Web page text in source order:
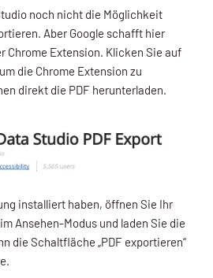
noch nicht die Möglichkeit
Aber Google schafft hier
Chrome Extension. Klicken Sie auf
die Chrome Extension zu
direkt die PDF herunterladen.
installiert haben, öffnen Sie Ihr
Ansehen-Modus und laden Sie die
die Schaltfläche „PDF exportieren“